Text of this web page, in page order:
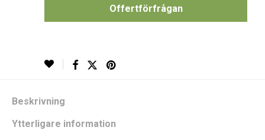
Offertförfrågan
Beskrivning
Ytterligare information